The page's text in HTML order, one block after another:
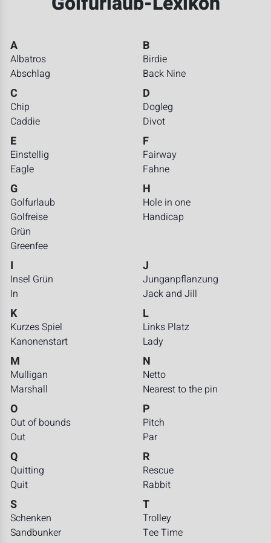
A
Albatros
Abschlag
B
Birdie
Back Nine
C
Chip
Caddie
D
Dogleg
Divot
E
Einstellig
Eagle
F
Fairway
Fahne
G
Golfurlaub
Golfreise
Grün
Greenfee
H
Hole in one
Handicap
I
Insel Grün
In
J
Junganpflanzung
Jack and Jill
K
Kurzes Spiel
Kanonenstart
L
Links Platz
Lady
M
Mulligan
Marshall
N
Netto
Nearest to the pin
O
Out of bounds
Out
P
Pitch
Par
Q
Quitting
Quit
R
Rescue
Rabbit
S
Schenken
Sandbunker
T
Trolley
Tee Time